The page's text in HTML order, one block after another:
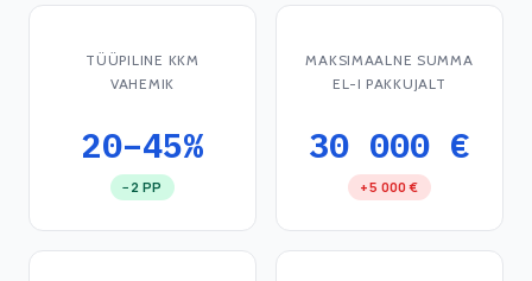
TÜÜPILINE KKM
VAHEMIK
20–45%
−2 PP
MAKSIMAALNE SUMMA
EL-I PAKKUJALT
30 000 €
+5 000 €